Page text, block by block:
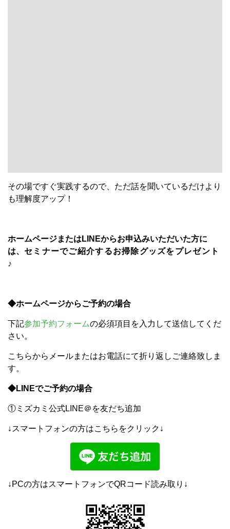
その場ですぐ実践するので、ただ話を聞いているだけより
も理解度アップ！
ホームページまたはLINEからお申込みいただいた方に
は、 セミナーでご紹介するお掃除グッズをプレゼント
♪
◆ホームページからご予約の場合
下記参加予約フォームの必須項目を入力して送信してくだ
さい。
こちらからメールまたはお電話にて折り返しご連絡致しま
す。
◆LINEでご予約の場合
①ミズカミ公式LINE＠を友だち追加
↓スマートフォンの方はこちらをクリック↓
↓PCの方はスマートフォンでQRコード読み取り↓